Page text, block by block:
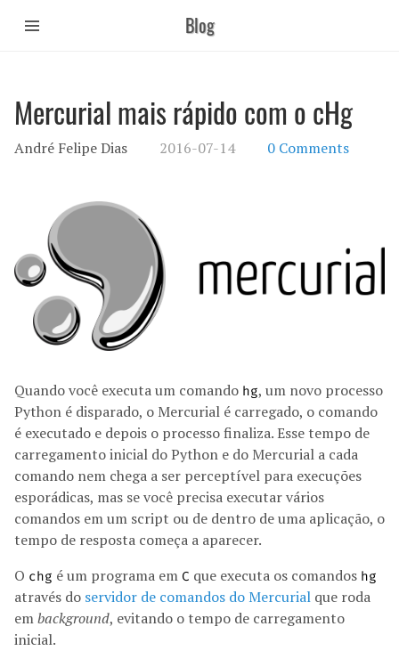
para
Blog
Mercurial mais rápido com o cHg
André Felipe Dias 2016-07-14 0 Comments
Quando você executa um comando hg, um novo processo
Python é disparado, o Mercurial é carregado, o comando
é executado e depois o processo finaliza. Esse tempo de
carregamento inicial do Python e do Mercurial a cada
comando nem chega a ser perceptível para execuções
esporádicas, mas se você precisa executar vários
comandos em um script ou de dentro de uma aplicação, o
tempo de resposta começa a aparecer.
O chg é um programa em C que executa os comandos hg
através do servidor de comandos do Mercurial que roda
embackground, evitando o tempo de carregamento
inicial.